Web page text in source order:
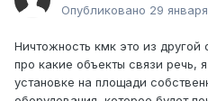
Опубликовано 29
Ничтожность кмк это из другой
про какие объекты связи речь,
установке на площади